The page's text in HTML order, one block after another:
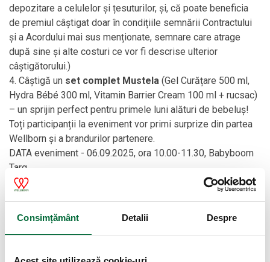
Consimțământ Detalii Despre
depozitare a celulelor și țesuturilor, și, că poate beneficia
de premiul câștigat doar în condițiile semnării Contractului
și a Acordului mai sus menționate, semnare care atrage
după sine și alte costuri ce vor fi descrise ulterior
câștigătorului.)
4. Câștigă un set complet Mustela (Gel Curățare 500 ml,
Hydra Bébé 300 ml, Vitamin Barrier Cream 100 ml + rucsac)
– un sprijin perfect pentru primele luni alături de bebeluș!
Toți participanții la eveniment vor primi surprize din partea
Wellborn și a brandurilor partenere.
DATA eveniment - 06.09.2025, ora 10.00-11.30, Babyboom
Targ
Primele 6 Luni După Naștere -
Îngrijirea Mamei Și A Bebelușului -